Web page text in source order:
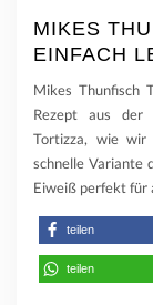
MIKES
EINFACH
Mikes Thunfisch
Rezept aus der
Tortizza, wie wir
schnelle Variante
Eiweiß perfekt für
teilen
teilen